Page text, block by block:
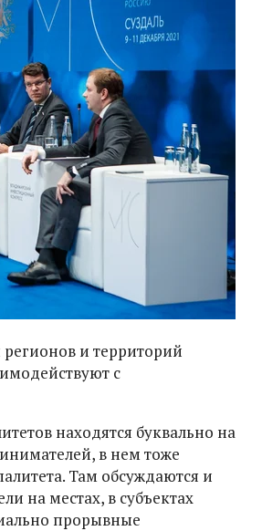
и территорий
с
находятся буквально на
в нем тоже
Там обсуждаются и
на местах, в субъектах
прорывные